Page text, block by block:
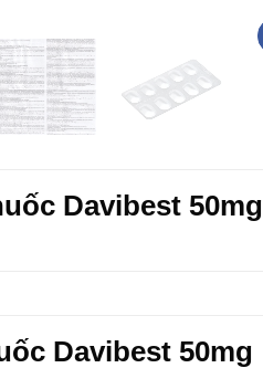
Davibest 50mg
Davibest 50mg